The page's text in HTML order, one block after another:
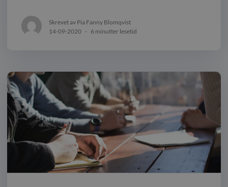
Skrevet av Pia Fanny Blomqvist
14-09-2020 - 6 minutter lesetid